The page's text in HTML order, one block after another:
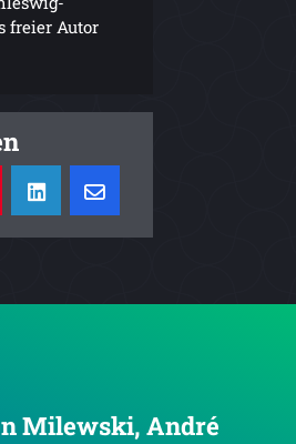
freier Autor
Milewski, André